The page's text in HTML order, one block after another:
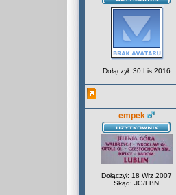
Dołączył: 30 Lis 2016
empek
Dołączył: 18 Wrz 2007
Skąd: JG/LBN